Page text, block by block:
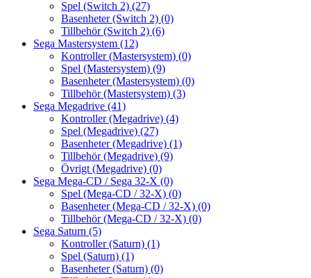
Spel (Switch 2) (27)
Basenheter (Switch 2) (0)
Tillbehör (Switch 2) (6)
Sega Mastersystem (12)
Kontroller (Mastersystem) (0)
Spel (Mastersystem) (9)
Basenheter (Mastersystem) (0)
Tillbehör (Mastersystem) (3)
Sega Megadrive (41)
Kontroller (Megadrive) (4)
Spel (Megadrive) (27)
Basenheter (Megadrive) (1)
Tillbehör (Megadrive) (9)
Övrigt (Megadrive) (0)
Sega Mega-CD / Sega 32-X (0)
Spel (Mega-CD / 32-X) (0)
Basenheter (Mega-CD / 32-X) (0)
Tillbehör (Mega-CD / 32-X) (0)
Sega Saturn (5)
Kontroller (Saturn) (1)
Spel (Saturn) (1)
Basenheter (Saturn) (0)